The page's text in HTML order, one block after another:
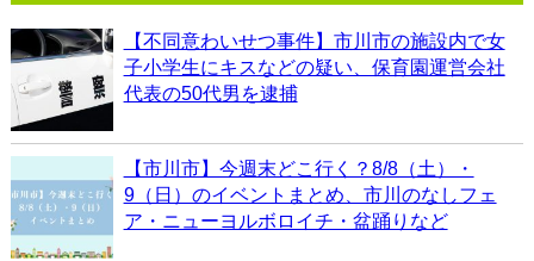
【不同意わいせつ事件】市川市の施設内で女
子小学生にキスなどの疑い、保育園運営会社
代表の50代男を逮捕
【市川市】今週末どこ行く？8/8（土）・
9（日）のイベントまとめ、市川のなしフェ
ア・ニューヨルボロイチ・盆踊りなど